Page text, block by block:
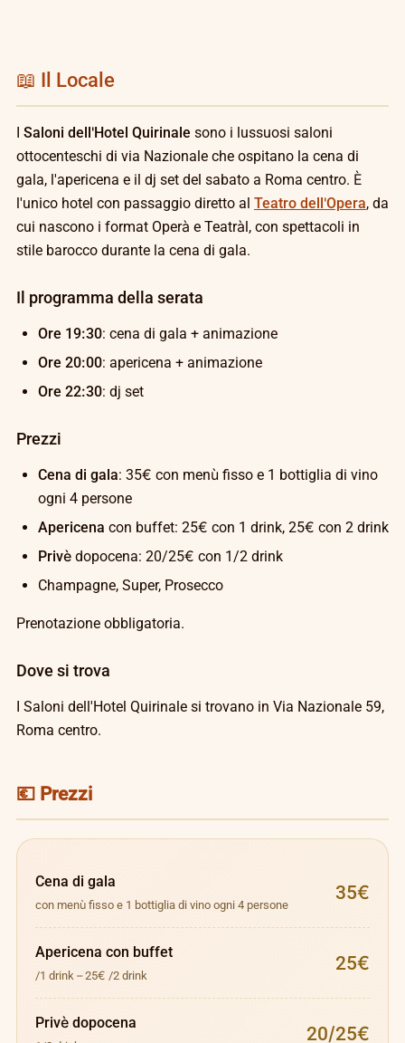
📖 Il Locale
I Saloni dell'Hotel Quirinale sono i lussuosi saloni
ottocenteschi di via Nazionale che ospitano la cena di
gala, l'apericena e il dj set del sabato a Roma centro. È
l'unico hotel con passaggio diretto al Teatro dell'Opera, da
cui nascono i format Operà e Teatràl, con spettacoli in
stile barocco durante la cena di gala.
Il programma della serata
Ore 19:30: cena di gala + animazione
Ore 20:00: apericena + animazione
Ore 22:30: dj set
Prezzi
Cena di gala: 35€ con menù fisso e 1 bottiglia di vino
ogni 4 persone
Apericena con buffet: 25€ con 1 drink, 25€ con 2 drink
Privèdopocena: 20/25€ con 1/2 drink
Champagne, Super, Prosecco
Prenotazione obbligatoria.
Dove si trova
I Saloni dell'Hotel Quirinale si trovano in Via Nazionale 59,
Roma centro.
💶 Prezzi
Cena di gala
con menù fisso e 1 bottiglia di vino ogni 4 persone
35€
Apericena con buffet
/1 drink – 25€ /2 drink
25€
Privè dopocena 20/25€